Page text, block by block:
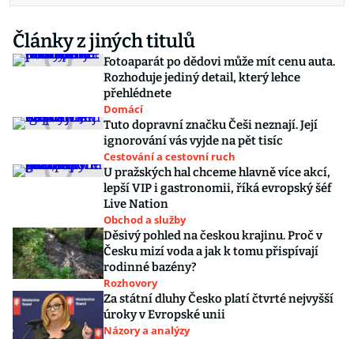
Články z jiných titulů
Fotoaparát po dědovi může mít cenu auta.
Rozhoduje jediný detail, který lehce
přehlédnete
Domácí
Tuto dopravní značku Češi neznají. Její
ignorování vás vyjde na pět tisíc
Cestování a cestovní ruch
U pražských hal chceme hlavně více akcí,
lepší VIP i gastronomii, říká evropský šéf
Live Nation
Obchod a služby
Děsivý pohled na českou krajinu. Proč v
Česku mizí voda a jak k tomu přispívají
rodinné bazény?
Rozhovory
Za státní dluhy Česko platí čtvrté nejvyšší
úroky v Evropské unii
Názory a analýzy